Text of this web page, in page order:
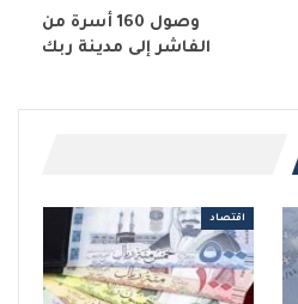
وصول 160 أسرة من
الفاشر إلى مدينة ربك
اقتصاد